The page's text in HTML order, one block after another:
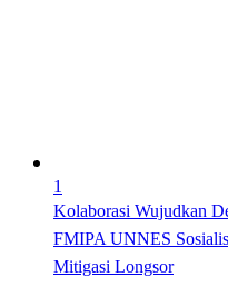
1
Kolaborasi Wujudkan
FMIPA UNNES
Mitigasi Longsor